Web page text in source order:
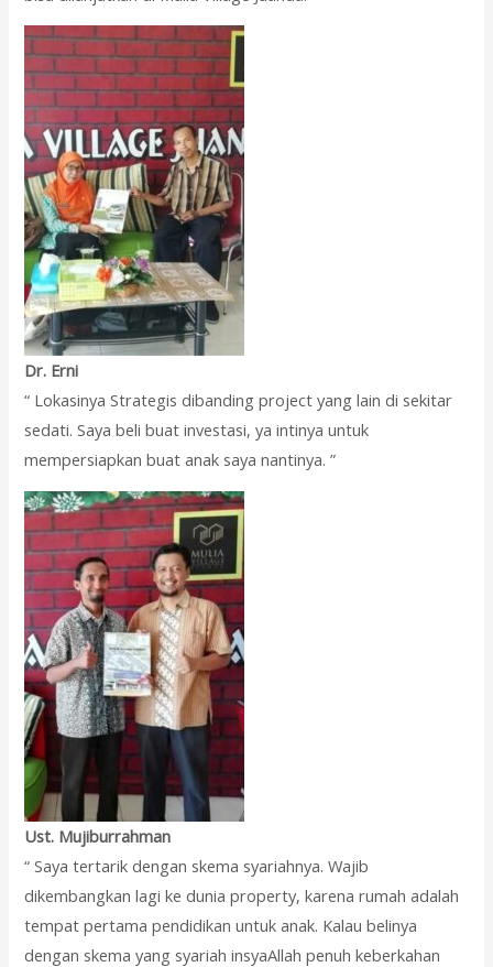
Dr. Erni
“ Lokasinya Strategis dibanding project yang lain di sekitar
sedati. Saya beli buat investasi, ya intinya untuk
mempersiapkan buat anak saya nantinya. ”
Ust. Mujiburrahman
“ Saya tertarik dengan skema syariahnya. Wajib
dikembangkan lagi ke dunia property, karena rumah adalah
tempat pertama pendidikan untuk anak. Kalau belinya
dengan skema yang syariah insyaAllah penuh keberkahan